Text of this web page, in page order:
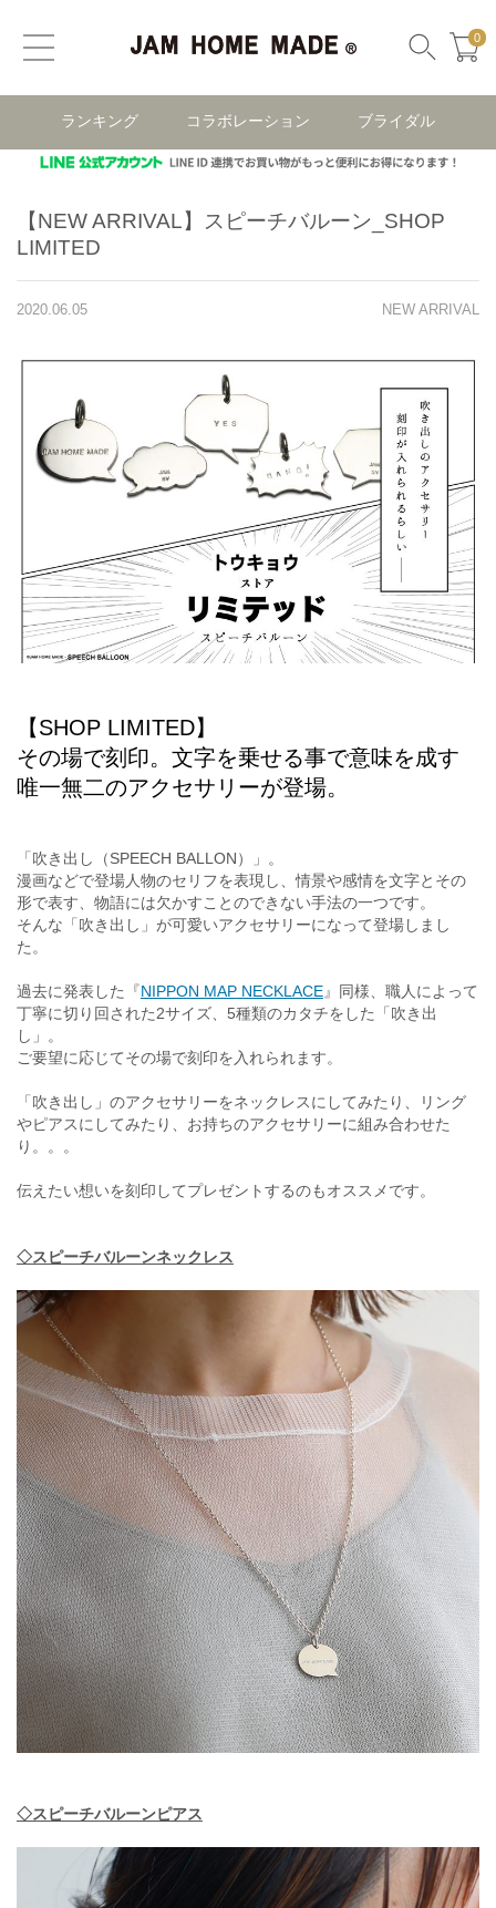
0
ランキング コラボレーション ブライダル
【NEW ARRIVAL】スピーチバルーン_SHOP
LIMITED
2020.06.05 NEW ARRIVAL
【SHOP LIMITED】
その場で刻印。文字を乗せる事で意味を成す
唯一無二のアクセサリーが登場。
「吹き出し（SPEECH BALLON）」。
漫画などで登場人物のセリフを表現し、情景や感情を文字とその
形で表す、物語には欠かすことのできない手法の一つです。
そんな「吹き出し」が可愛いアクセサリーになって登場しまし
た。
過去に発表した『NIPPON MAP NECKLACE』同様、職人によって
丁寧に切り回された2サイズ、5種類のカタチをした「吹き出
し」。
ご要望に応じてその場で刻印を入れられます。
「吹き出し」のアクセサリーをネックレスにしてみたり、リング
やピアスにしてみたり、お持ちのアクセサリーに組み合わせた
り。。。
伝えたい想いを刻印してプレゼントするのもオススメです。
◇スピーチバルーンネックレス
◇スピーチバルーンピアス